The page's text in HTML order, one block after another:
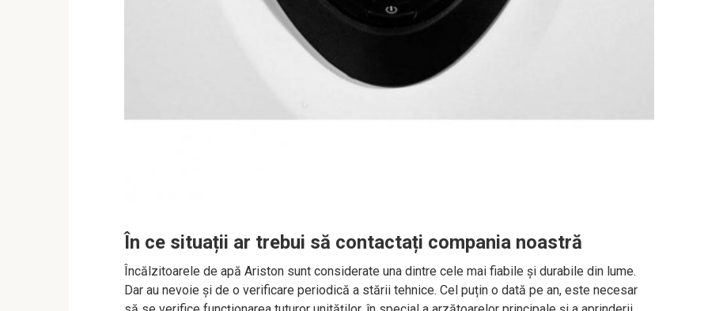
În ce situații ar trebui să contactați compania noastră
Încălzitoarele de apă Ariston sunt considerate una dintre cele mai fiabile și durabile din lume.
Dar au nevoie și de o verificare periodică a stării tehnice. Cel puțin o dată pe an, este necesar